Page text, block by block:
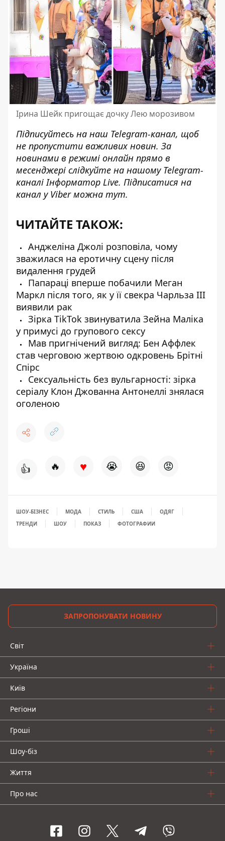
Ірина Шейк пригощає дочку Лею морозивом
Підписуйтесь на наш Telegram-канал, щоб
не пропустити важливих новин. За
новинами в режимі онлайн прямо в
месенджері слідкуйте на нашому Telegram-
каналіІнформатор Live. Підписатися на
канал у Viber можна тут.
ЧИТАЙТЕ ТАКОЖ:
Анджеліна Джолі розповіла, чому
зважилася на еротичну сцену після
видалення грудей
Папараці вперше побачили Меган
Маркл після того, як у її свекра Чарльза III
виявили рак
Зірка TikTok звинуватила Зейна Маліка
у примусі до групового сексу
Мав пригнічений вигляд: Бен Аффлек
став черговою жертвою одкровень Брітні
Спірс
Сексуальність без вульгарності: зірка
серіалу Клон Джованна Антонеллі знялася
оголеною
👍 🔥 ♥ 😭 😆 😡
ШОУ-БІЗНЕС МОДА СТИЛЬ США
ОДЯГ
ТРЕНДИ
ШОУ ПОКАЗ ФОТОГРАФИИ
ЗАПРОПОНУВАТИ НОВИНУ
Світ
Україна
Київ
Регіони
Гроші
Шоу-біз
Життя
Про нас